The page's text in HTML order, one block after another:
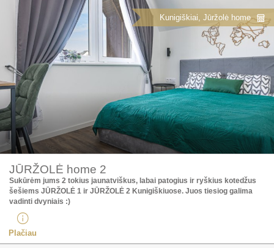
Kunigiškiai, Jūržolė home
JŪRŽOLĖ home 2
Sukūrėm jums 2 tokius jaunatviškus, labai patogius ir ryškius kotedžus
šešiems JŪRŽOLĖ 1 ir JŪRŽOLĖ 2 Kunigiškiuose. Juos tiesiog galima
vadinti dvyniais :)
Plačiau